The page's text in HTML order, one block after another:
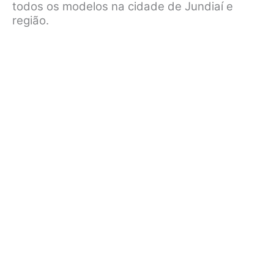
todos os modelos na cidade de Jundiaí e
região.